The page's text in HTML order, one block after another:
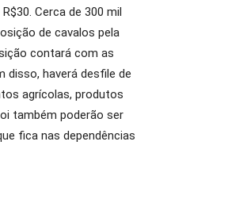
Cerca de 300 mil
de cavalos pela
contará com as
disso, haverá desfile de
agrícolas, produtos
também poderão ser
fica nas dependências